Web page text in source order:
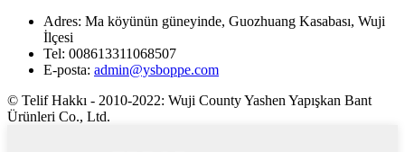
Adres: Ma köyünün güneyinde, Guozhuang Kasabası, Wuji
İlçesi
Tel: 008613311068507
E-posta: admin@ysboppe.com
© Telif Hakkı - 2010-2022: Wuji County Yashen Yapışkan Bant
Ürünleri Co., Ltd.